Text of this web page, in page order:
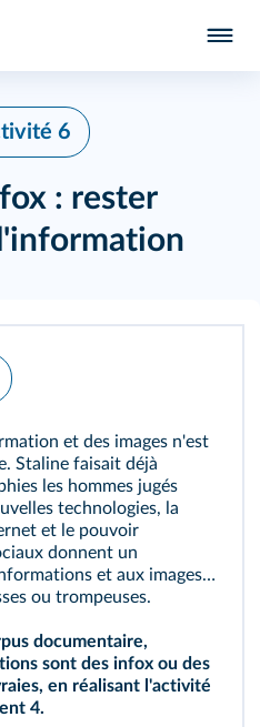
6
: rester
et des images n'est
Staline faisait déjà
les hommes jugés
technologies, la
et le pouvoir
donnent un
et aux images…
ou trompeuses.
documentaire,
sont des infox ou des
en réalisant l'activité
4.